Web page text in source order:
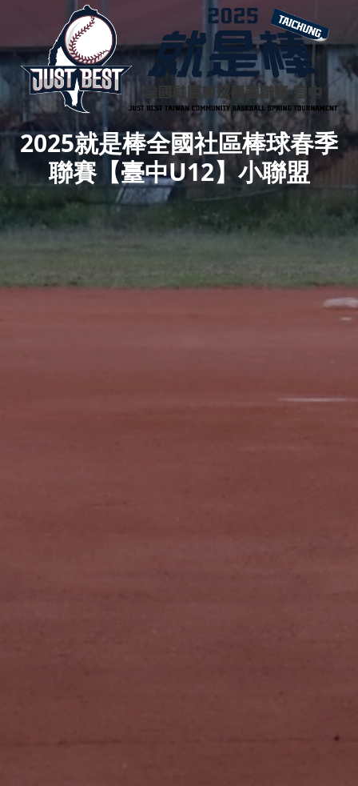
2025就是棒全國社區棒球春季
聯賽【臺中U12】小聯盟